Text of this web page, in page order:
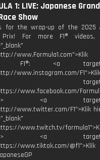
1: LIVE: Japanese
Show
for the wrap-up of the 2025
Prix! For more F1®
F1®: <a
www.instagram.com/
www.facebook.com/
a> <a
www.twitter.com/F1">Klik
www.twitch.tv/
a> <a
www.tiktok.com/